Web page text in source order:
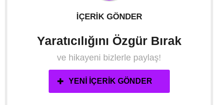
İÇERIK GÖNDER
Yaratıcılığını Özgür Bırak
ve hikayeni bizlerle paylaş!
YENI İÇERIK GÖNDER